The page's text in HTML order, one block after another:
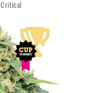
Critical